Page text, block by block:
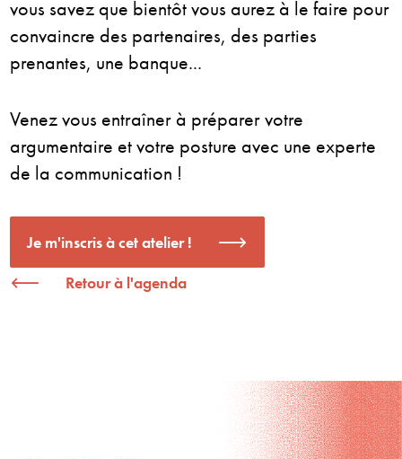
vous savez que bientôt vous aurez à le faire pour
convaincre des partenaires, des parties
prenantes, une banque...
Venez vous entraîner à préparer votre
argumentaire et votre posture avec une experte
de la communication !
Je m'inscris à cet atelier !
Retour à l'agenda